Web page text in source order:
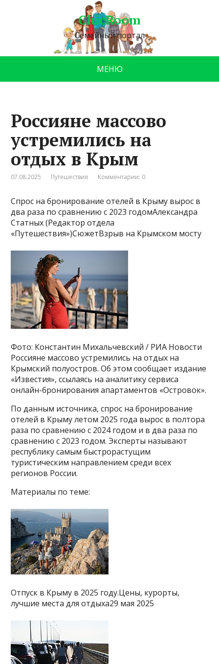
ChicRoom
Семейный портал
МЕНЮ
Россияне массово
устремились на
отдых в Крым
07.08.2025 Путешествия Комментарии: 0
Спрос на бронирование отелей в Крыму вырос в
два раза по сравнению с 2023 годомАлександра
Статных (Редактор отдела
«Путешествия»)СюжетВзрыв на Крымском мосту
Фото: Константин Михальчевский / РИА Новости
Россияне массово устремились на отдых на
Крымский полуостров. Об этом сообщает издание
«Известия», ссылаясь на аналитику сервиса
онлайн-бронирования апартаментов «Островок».
По данным источника, спрос на бронирование
отелей в Крыму летом 2025 года вырос в полтора
раза по сравнению с 2024 годом и в два раза по
сравнению с 2023 годом. Эксперты называют
республику самым быстрорастущим
туристическим направлением среди всех
регионов России.
Материалы по теме:
Отпуск в Крыму в 2025 году.Цены, курорты,
лучшие места для отдыха29 мая 2025